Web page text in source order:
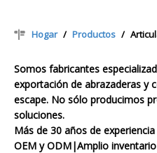
Hogar / Productos /
Somos fabricantes
exportación de abrazaderas y
escape. No sólo producimos
soluciones.
Más de 30 años de
OEM y ODM|Amplio